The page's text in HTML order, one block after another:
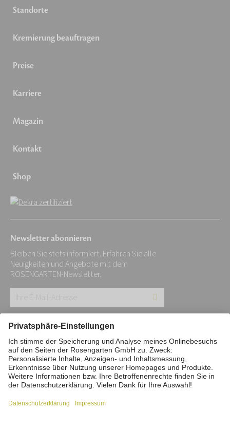
Standorte
Kremierung beauftragen
Preise
Karriere
Magazin
Kontakt
Shop
Newsletter abonnieren
Bleiben Sie stets informiert. Erfahren Sie alle
Neuigkeiten und Angebote mit dem
ROSENGARTEN-Newsletter.
E-
Mail-
Adresse:
*
Impressum Datenschutz
Stiftung
Interne Meldestelle
Zahlungsmittel
Barrierefreiheitserklärung
Vertrag widerrufen